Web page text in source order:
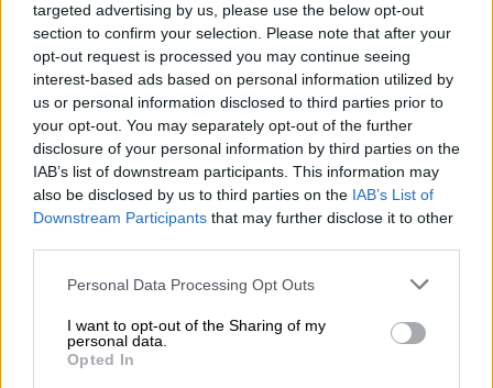
targeted advertising by us, please use the below opt-out
section to confirm your selection. Please note that after your
opt-out request is processed you may continue seeing
interest-based ads based on personal information utilized by
us or personal information disclosed to third parties prior to
your opt-out. You may separately opt-out of the further
disclosure of your personal information by third parties on the
IAB’s list of downstream participants. This information may
also be disclosed by us to third parties on the IAB’s List of
Downstream Participants that may further disclose it to other
Please note that this website/app uses one or more Google
not limited to your visit or usage behaviour. You may click to
grant or deny consent to Google and its third-party tags to
use your data for below specified purposes in below Google
Personal Data Processing Opt Outs
I want to opt-out of the Sharing of my
personal data.
Opted In
Η οροσειρά Κάρμελ
ΗΚάρμηλοςή αλλιώςΚάρμελείναι παράκτια
οροσειράκαι εκτείνεται από τη
Μεσόγειο
οροσειρά έχει χαρακτηριστεί απόθεμα
βιόσφαιρας της